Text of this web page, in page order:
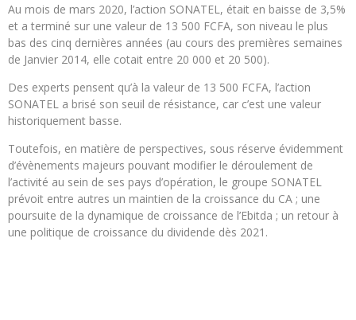
Au mois de mars 2020, l’action SONATEL, était en baisse de 3,5%
et a terminé sur une valeur de 13 500 FCFA, son niveau le plus
bas des cinq dernières années (au cours des premières semaines
de Janvier 2014, elle cotait entre 20 000 et 20 500).
Des experts pensent qu’à la valeur de 13 500 FCFA, l’action
SONATEL a brisé son seuil de résistance, car c’est une valeur
historiquement basse.
Toutefois, en matière de perspectives, sous réserve évidemment
d’évènements majeurs pouvant modifier le déroulement de
l’activité au sein de ses pays d’opération, le groupe SONATEL
prévoit entre autres un maintien de la croissance du CA ; une
poursuite de la dynamique de croissance de l’Ebitda ; un retour à
une politique de croissance du dividende dès 2021.